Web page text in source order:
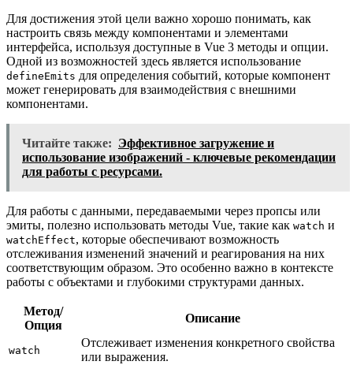
Для достижения этой цели важно хорошо понимать, как
настроить связь между компонентами и элементами
интерфейса, используя доступные в Vue 3 методы и опции.
Одной из возможностей здесь является использование
defineEmits для определения событий, которые компонент
может генерировать для взаимодействия с внешними
компонентами.
Читайте также: Эффективное загружение и
использование изображений - ключевые рекомендации
для работы с ресурсами.
Для работы с данными, передаваемыми через пропсы или
эмиты, полезно использовать методы Vue, такие как watch и
watchEffect, которые обеспечивают возможность
отслеживания изменений значений и реагирования на них
соответствующим образом. Это особенно важно в контексте
работы с объектами и глубокими структурами данных.
Метод/
Опция
Описание
watch
Отслеживает изменения конкретного свойства
или выражения.